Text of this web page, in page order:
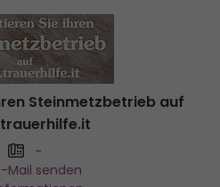
Steinmetzbetrieb auf
-
Mail senden